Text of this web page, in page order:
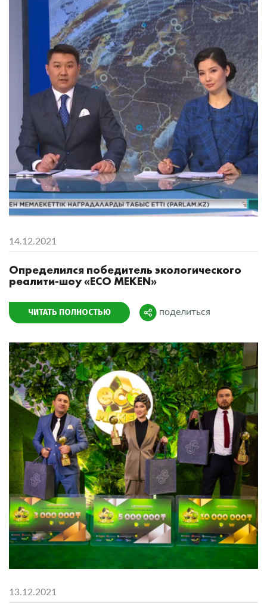
14.12.2021
Определился победитель экологического
реалити-шоу «ECO MEKEN»
ЧИТАТЬ ПОЛНОСТЬЮ Поделиться
поделиться
13.12.2021